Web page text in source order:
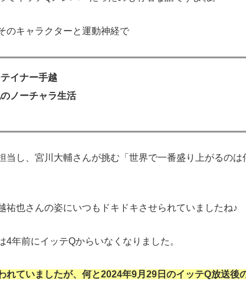
のキャラクターと運動神経で
イナー手越
ノーチャラ生活
当し、宮川大輔さんが挑む「世界で一番盛り上がるの
祐也さんの姿にいつもドキドキさせられていましたね♪
4年前にイッテQからいなくなりました。
れていましたが、何と2024年9月29日のイッテQ放送後